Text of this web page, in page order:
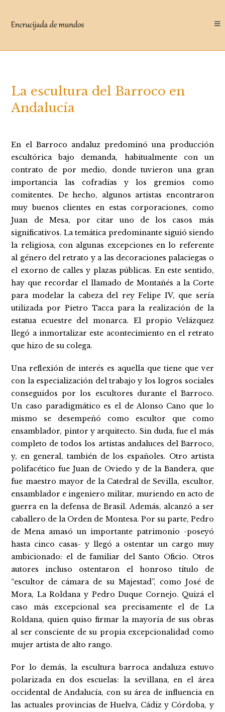
contenido
La escultura del Barroco en
Andalucía
En el Barroco andaluz predominó una producción
escultórica bajo demanda, habitualmente con un
contrato de por medio, donde tuvieron una gran
importancia las cofradías y los gremios como
comitentes. De hecho, algunos artistas encontraron
muy buenos clientes en estas corporaciones, como
Juan de Mesa, por citar uno de los casos más
significativos. La temática predominante siguió siendo
la religiosa, con algunas excepciones en lo referente
al género del retrato y a las decoraciones palaciegas o
el exorno de calles y plazas públicas. En este sentido,
hay que recordar el llamado de Montañés a la Corte
para modelar la cabeza del rey Felipe IV, que sería
utilizada por Pietro Tacca para la realización de la
estatua ecuestre del monarca. El propio Velázquez
llegó a inmortalizar este acontecimiento en el retrato
que hizo de su colega.
Una reflexión de interés es aquella que tiene que ver
con la especialización del trabajo y los logros sociales
conseguidos por los escultores durante el Barroco.
Un caso paradigmático es el de Alonso Cano que lo
mismo se desempeñó como escultor que como
ensamblador, pintor y arquitecto. Sin duda, fue el más
completo de todos los artistas andaluces del Barroco,
y, en general, también de los españoles. Otro artista
polifacético fue Juan de Oviedo y de la Bandera, que
fue maestro mayor de la Catedral de Sevilla, escultor,
ensamblador e ingeniero militar, muriendo en acto de
guerra en la defensa de Brasil. Además, alcanzó a ser
caballero de la Orden de Montesa. Por su parte, Pedro
de Mena amasó un importante patrimonio -poseyó
hasta cinco casas- y llegó a ostentar un cargo muy
ambicionado: el de familiar del Santo Oficio. Otros
autores incluso ostentaron el honroso título de
“escultor de cámara de su Majestad”, como José de
Mora, La Roldana y Pedro Duque Cornejo. Quizá el
caso más excepcional sea precisamente el de La
Roldana, quien quiso firmar la mayoría de sus obras
al ser consciente de su propia excepcionalidad como
mujer artista de alto rango.
Por lo demás, la escultura barroca andaluza estuvo
polarizada en dos escuelas: la sevillana, en el área
occidental de Andalucía, con su área de influencia en
las actuales provincias de Huelva, Cádiz y Córdoba, y